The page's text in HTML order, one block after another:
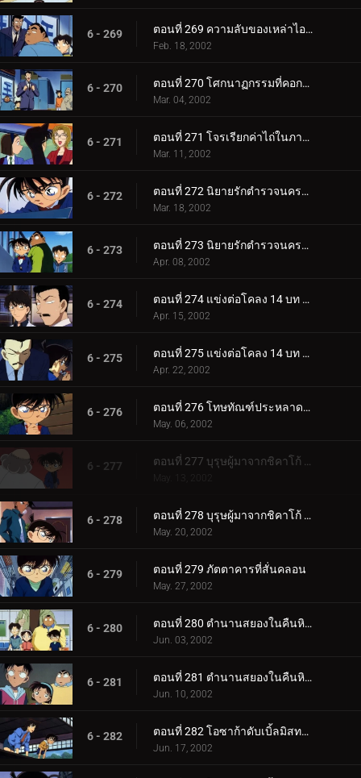
6 - 269 ตอนที่ 269 ความลับของเหล่าไอด้อล (ตอนจบ)
Feb. 18, 2002
6 - 270 ตอนที่ 270 โศกนาฏกรรมที่คอกม้า OK
Mar. 04, 2002
6 - 271 ตอนที่ 271 โจรเรียกค่าไถ่ในภาพวาด
Mar. 11, 2002
6 - 272 ตอนที่ 272 นิยายรักตำรวจนครบาล ภาค 4 (ตอนแรก)
Mar. 18, 2002
6 - 273 ตอนที่ 273 นิยายรักตำรวจนครบาล ภาค 4 (ตอนจบ)
Apr. 08, 2002
6 - 274 ตอนที่ 274 แข่งต่อโคลง 14 บท ที่มัตสึเอะทามะสิคุริ (ตอนแรก)
Apr. 15, 2002
6 - 275 ตอนที่ 275 แข่งต่อโคลง 14 บท ที่มัตสึเอะทามะสิคุริ (ตอนจบ)
Apr. 22, 2002
6 - 276 ตอนที่ 276 โทษทัณฑ์ประหลาดแบบนี้ก็มีด้วย
May. 06, 2002
6 - 277 ตอนที่ 277 บุรุษผู้มาจากชิคาโก้ (ตอนแรก)
6 - 278 ตอนที่ 278 บุรุษผู้มาจากชิคาโก้ (ตอนจบ)
May. 20, 2002
6 - 279 ตอนที่ 279 ภัตตาคารที่สั่นคลอน
May. 27, 2002
6 - 280 ตอนที่ 280 ตำนานสยองในคืนหิมะตก (ตอนแรก)
Jun. 03, 2002
6 - 281 ตอนที่ 281 ตำนานสยองในคืนหิมะตก (ตอนจบ)
Jun. 10, 2002
6 - 282 ตอนที่ 282 โอซาก้าดับเบิ้ลมิสทรี่ นักดาบแห่งนานิวะกับปราสาทเจ้าพิภพ (ตอนพิเศษ ตอนแรก) ยอดนักสืบ_.
Jun. 17, 2002